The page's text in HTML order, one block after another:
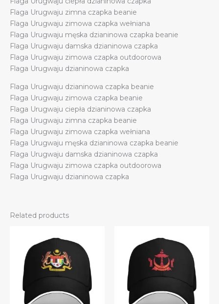
Flaga Urugwaju zimna czapka beanie
Flaga Urugwaju zimowa czapka wełniana
Flaga Urugwaju męska dzianinowa czapka beanie
Flaga Urugwaju damska dzianinowa czapka
Flaga Urugwaju zimowa czapka outdoorowa
Flaga Urugwaju dzianinowa czapka
Flaga Urugwaju dzianinowa czapka beanie
Flaga Urugwaju zimowa czapka beanie
Flaga Urugwaju ciepła dzianinowa czapka
Flaga Urugwaju zimna czapka beanie
Flaga Urugwaju zimowa czapka wełniana
Flaga Urugwaju męska dzianinowa czapka beanie
Flaga Urugwaju damska dzianinowa czapka
Flaga Urugwaju zimowa czapka outdoorowa
Flaga Urugwaju dzianinowa czapka
Related products